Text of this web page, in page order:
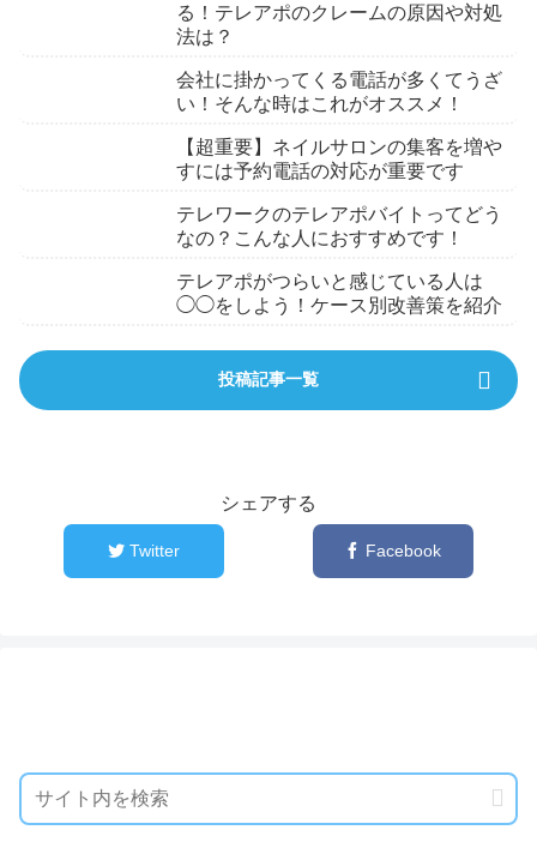
る！テレアポのクレームの原因や対処
法は？
会社に掛かってくる電話が多くてうざ
い！そんな時はこれがオススメ！
【超重要】ネイルサロンの集客を増や
すには予約電話の対応が重要です
テレワークのテレアポバイトってどう
なの？こんな人におすすめです！
テレアポがつらいと感じている人は
◯◯をしよう！ケース別改善策を紹介
投稿記事一覧
シェアする
Twitter Facebook